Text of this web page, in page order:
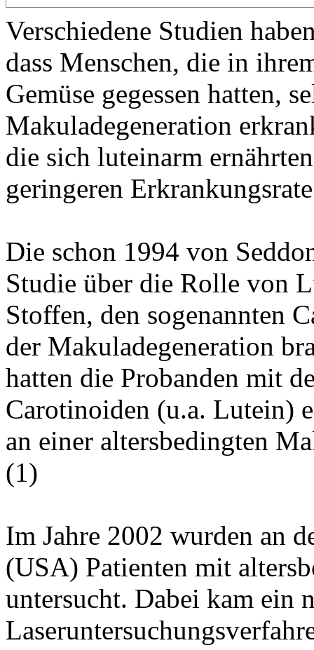
Verschiedene Studien
dass Menschen, die in
Gemüse gegessen hatten,
Makuladegeneration
die sich luteinarm
geringeren
Die schon 1994 von
Studie über die Rolle von
Stoffen, den sogenannten
der Makuladegeneration
hatten die Probanden mit
Carotinoiden (u.a. Lutein)
an einer altersbedingten
(1)
Im Jahre 2002 wurden an
(USA) Patienten mit
untersucht. Dabei kam ein